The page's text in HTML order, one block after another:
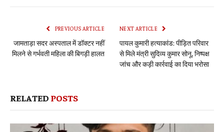
PREVIOUS ARTICLE
जामताड़ा सदर अस्पताल में डॉक्टर नहीं
मिलने से गर्भवती महिला की बिगड़ी हालत
NEXT ARTICLE
पायल कुमारी हत्याकांड: पीड़ित परिवार
से मिले मंत्री सुदिव्य कुमार सोनू, निष्पक्ष
जांच और कड़ी कार्रवाई का दिया भरोसा
RELATED POSTS